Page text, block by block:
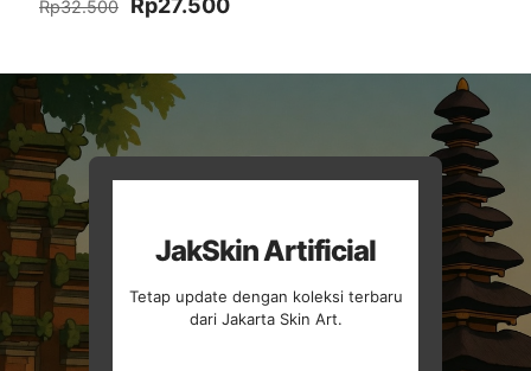
Rp32.500
aslinya
Rp32.500.adalah:
JakSkin Artificial
Tetap update dengan koleksi terbaru
dari Jakarta Skin Art.